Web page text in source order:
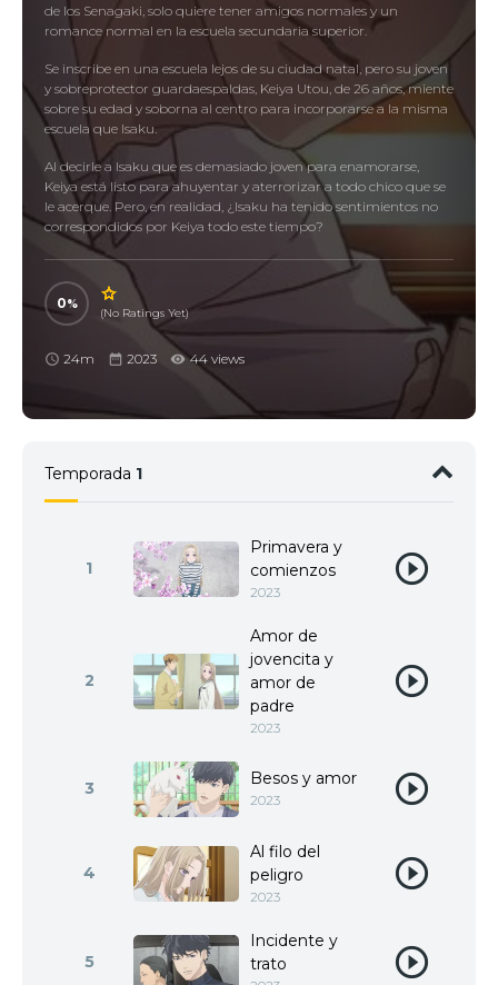
de los Senagaki, solo quiere tener amigos normales y un
romance normal en la escuela secundaria superior.
Se inscribe en una escuela lejos de su ciudad natal, pero su joven
y sobreprotector guardaespaldas, Keiya Utou, de 26 años, miente
sobre su edad y soborna al centro para incorporarse a la misma
escuela que Isaku.
Al decirle a Isaku que es demasiado joven para enamorarse,
Keiya está listo para ahuyentar y aterrorizar a todo chico que se
le acerque. Pero, en realidad, ¿Isaku ha tenido sentimientos no
correspondidos por Keiya todo este tiempo?
0
(No Ratings Yet)
24m 2023 44 views
Temporada 1
1
Primavera y
comienzos
2023
2
Amor de
jovencita y
amor de
padre
2023
3 Besos y amor
2023
4
Al filo del
peligro
2023
5
Incidente y
trato